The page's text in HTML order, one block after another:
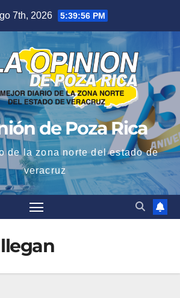
7th, 2026 5:39:57 PM
de Poza Rica
de la zona norte del estado de
veracruz
llegan